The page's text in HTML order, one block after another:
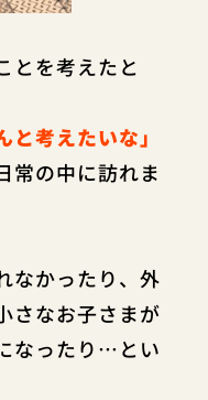
とを考えたと
と考えたいな」
常の中に訪れま
なかったり、外
さなお子さまが
なったり…とい